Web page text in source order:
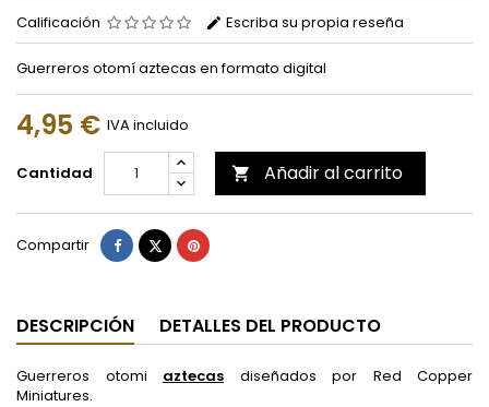
Calificación Escriba su propia reseña
Guerreros otomí aztecas en formato digital
4,95 € IVA incluido
Cantidad  Añadir al carrito
Compartir Compartir
TuitearPinterest
DESCRIPCIÓN DETALLES DEL PRODUCTO
Guerreros otomi aztecas diseñados por Red Copper
Miniatures.